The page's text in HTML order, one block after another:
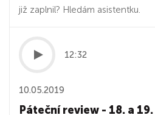
již zaplnil? Hledám asistentku.
12:32
10.05.2019
Páteční review - 18. a